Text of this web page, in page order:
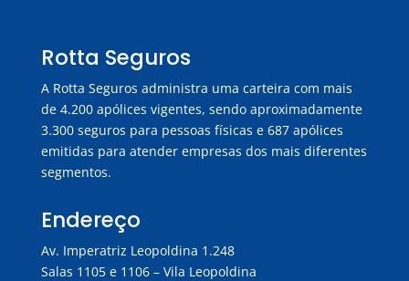
Rotta Seguros
A Rotta Seguros administra uma carteira com mais
de 4.200 apólices vigentes, sendo aproximadamente
3.300 seguros para pessoas físicas e 687 apólices
emitidas para atender empresas dos mais diferentes
segmentos.
Endereço
Av. Imperatriz Leopoldina 1.248
Salas 1105 e 1106 – Vila Leopoldina